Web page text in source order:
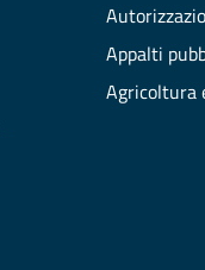
Appalti
Agricoltura